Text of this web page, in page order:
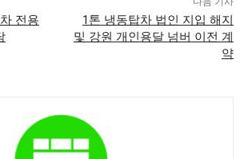
전용
1톤 냉동탑차 법인 지입 해지
및 강원 개인용달 넘버 이전 계
약